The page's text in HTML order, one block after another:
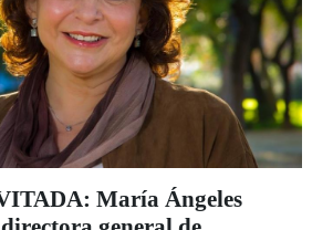
María Ángeles